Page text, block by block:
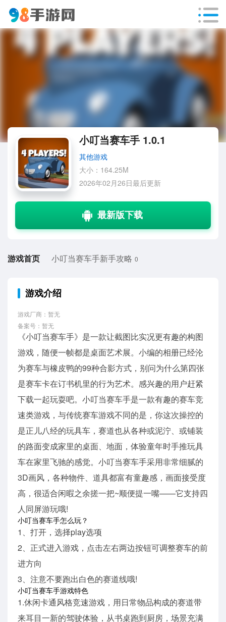
小叮当赛车手 1.0.1
其他游戏
大小：164.25M
2026年02月26日最后更新
游戏首页 小叮当赛车手新手攻略 0
游戏介绍
游戏厂商：暂无
备案号：暂无
《小叮当赛车手》是一款让截图比实况更有趣的构图
游戏，随便一帧都是桌面艺术展。小编的相册已经沦
为赛车与橡皮鸭的99种合影方式，别问为什么第四张
是赛车卡在订书机里的行为艺术。感兴趣的用户赶紧
下载一起玩耍吧。小叮当赛车手是一款有趣的赛车竞
速类游戏，与传统赛车游戏不同的是，你这次操控的
是正儿八经的玩具车，赛道也从各种或泥泞、或铺装
的路面变成家里的桌面、地面，体验童年时手推玩具
车在家里飞驰的感觉。小叮当赛车手采用非常细腻的
3D画风，各种物件、道具都富有童趣感，画面接受度
高，很适合闲暇之余搓一把~顺便提一嘴——它支持四
人同屏游玩哦!
小叮当赛车手怎么玩？
1、打开，选择play选项
2、正式进入游戏，点击左右两边按钮可调整赛车的前
进方向
3、注意不要跑出白色的赛道线哦!
小叮当赛车手游戏特色
1.休闲卡通风格竞速游戏，用日常物品构成的赛道带
来耳目一新的驾驶体验，从书桌跑到厨房，场景充满